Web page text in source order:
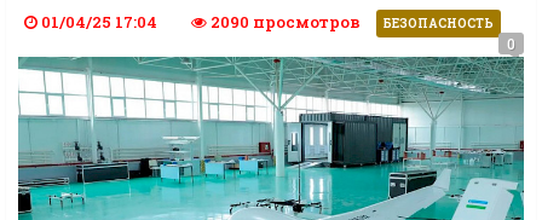
01/04/25 17:04 2090 просмотров БЕЗОПАСНОСТЬ
0